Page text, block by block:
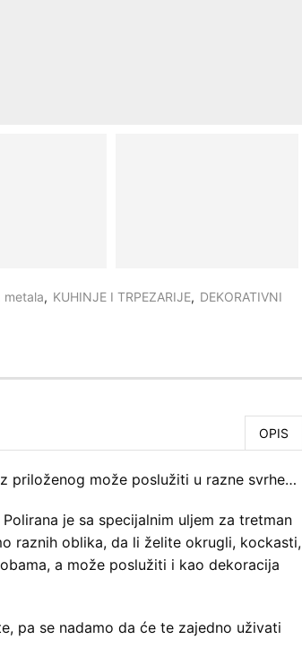
metala, KUHINJE I TRPEZARIJE, DEKORATIVNI
OPIS
priloženog može poslužiti u razne svrhe…
je sa specijalnim uljem za tretman
raznih oblika, da li želite okrugli, kockasti,
a može poslužiti i kao dekoracija
pa se nadamo da će te zajedno uživati